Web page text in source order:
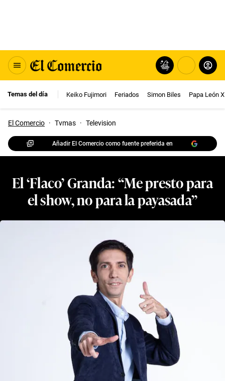
Temas del día Keiko Fujimori Feriados Simon Biles Papa León
El Comercio · Tvmas · Television
Añadir El Comercio como fuente preferida en
El ‘Flaco’ Granda: “Me presto para
el show, no para la payasada”